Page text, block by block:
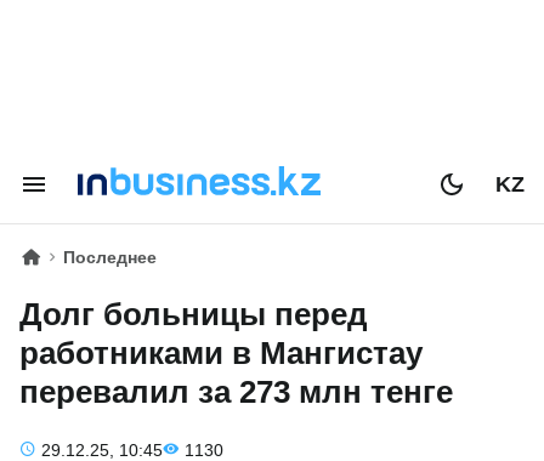
KZ
Последнее
Долг больницы перед
работниками в Мангистау
перевалил за 273 млн тенге
29.12.25, 10:45 1130